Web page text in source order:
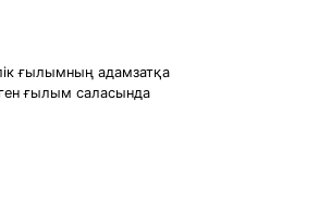
ғылымның адамзатқа
ғылым саласында